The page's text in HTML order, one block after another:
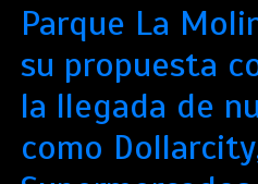
Parque La
su propuesta
la llegada de
como